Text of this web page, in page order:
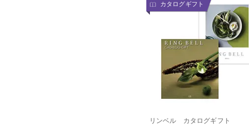
カタログギフト
リンベル カタログギフト